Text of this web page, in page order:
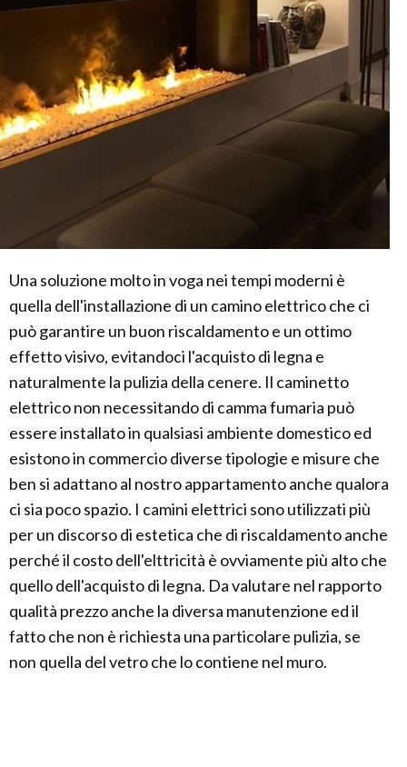
Una soluzione molto in voga nei tempi moderni è
quella dell'installazione di un camino elettrico che ci
può garantire un buon riscaldamento e un ottimo
effetto visivo, evitandoci l'acquisto di legna e
naturalmente la pulizia della cenere. Il caminetto
elettrico non necessitando di camma fumaria può
essere installato in qualsiasi ambiente domestico ed
esistono in commercio diverse tipologie e misure che
ben si adattano al nostro appartamento anche qualora
ci sia poco spazio. I camini elettrici sono utilizzati più
per un discorso di estetica che di riscaldamento anche
perché il costo dell'elttricità è ovviamente più alto che
quello dell'acquisto di legna. Da valutare nel rapporto
qualità prezzo anche la diversa manutenzione ed il
fatto che non è richiesta una particolare pulizia, se
non quella del vetro che lo contiene nel muro.